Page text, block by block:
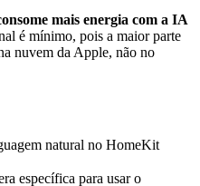
mais energia com a IA
é mínimo, pois a maior parte
nuvem da Apple, não no
natural no HomeKit
específica para usar o